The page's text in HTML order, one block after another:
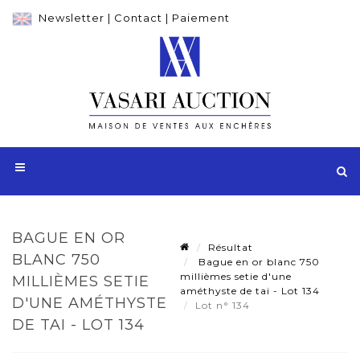
Newsletter | Contact | Paiement
BAGUE EN OR
BLANC 750
MILLIÈMES SETIE
D'UNE AMÉTHYSTE
DE TAI - LOT 134
Résultat
Bague en or blanc 750
millièmes setie d'une
améthyste de tai - Lot 134
Lot n° 134